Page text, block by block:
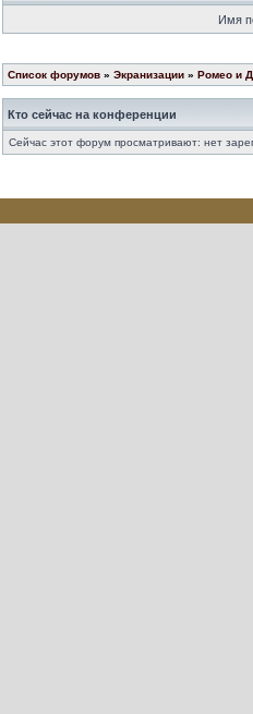
Имя
Список форумов » Экранизации » Ромео и
Кто сейчас на конференции
Сейчас этот форум просматривают: нет